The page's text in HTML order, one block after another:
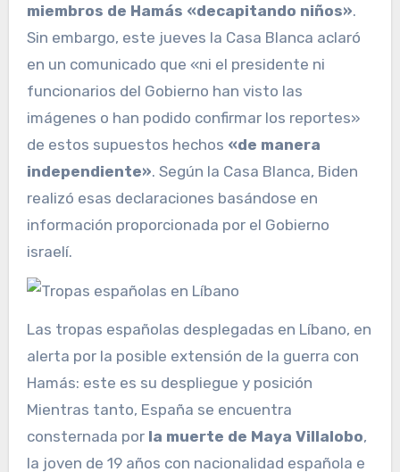
miembros de Hamás «decapitando niños».
Sin embargo, este jueves la Casa Blanca aclaró
en un comunicado que «ni el presidente ni
funcionarios del Gobierno han visto las
imágenes o han podido confirmar los reportes»
de estos supuestos hechos «de manera
independiente». Según la Casa Blanca, Biden
realizó esas declaraciones basándose en
información proporcionada por el Gobierno
israelí.
Las tropas españolas desplegadas en Líbano, en
alerta por la posible extensión de la guerra con
Hamás: este es su despliegue y posición
Mientras tanto, España se encuentra
consternada por la muerte de Maya Villalobo,
la joven de 19 años con nacionalidad española e